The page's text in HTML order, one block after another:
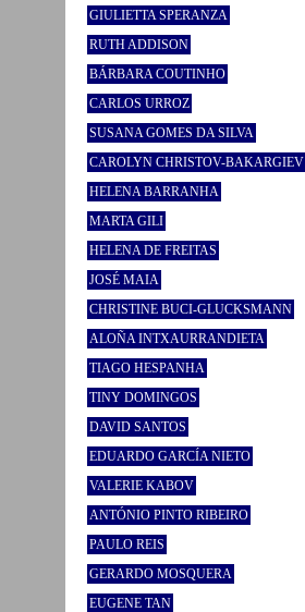
GIULIETTA SPERANZA
RUTH ADDISON
BÁRBARA COUTINHO
CARLOS URROZ
SUSANA GOMES DA SILVA
CAROLYN CHRISTOV-BAKARGIEV
HELENA BARRANHA
MARTA GILI
HELENA DE FREITAS
JOSÉ MAIA
CHRISTINE BUCI-GLUCKSMANN
ALOÑA INTXAURRANDIETA
TIAGO HESPANHA
TINY DOMINGOS
DAVID SANTOS
EDUARDO GARCÍA NIETO
VALERIE KABOV
ANTÓNIO PINTO RIBEIRO
PAULO REIS
GERARDO MOSQUERA
EUGENE TAN